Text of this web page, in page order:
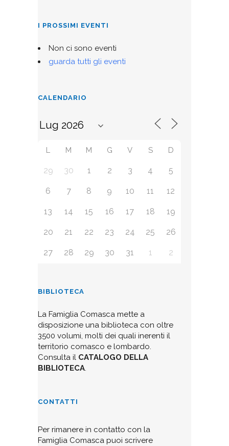
I PROSSIMI EVENTI
Non ci sono eventi
guarda tutti gli eventi
CALENDARIO
L M M G V S D
29 30 1 2 3 4 5
6 7 8 9 10 11 12
13 14 15 16 17 18 19
20 21 22 23 24 25 26
27 28 29 30 31 1 2
BIBLIOTECA
La Famiglia Comasca mette a
disposizione una biblioteca con oltre
3500 volumi, molti dei quali inerenti il
territorio comasco e lombardo.
Consulta il CATALOGO DELLA
BIBLIOTECA.
CONTATTI
Per rimanere in contatto con la
Famiglia Comasca puoi scrivere